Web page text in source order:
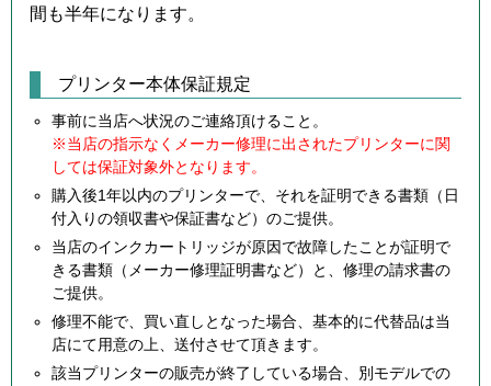
間も半年になります。
プリンター本体保証規定
事前に当店へ状況のご連絡頂けること。
※当店の指示なくメーカー修理に出されたプリンターに関
しては保証対象外となります。
購入後1年以内のプリンターで、それを証明できる書類（日
付入りの領収書や保証書など）のご提供。
当店のインクカートリッジが原因で故障したことが証明で
きる書類（メーカー修理証明書など）と、修理の請求書の
ご提供。
修理不能で、買い直しとなった場合、基本的に代替品は当
店にて用意の上、送付させて頂きます。
該当プリンターの販売が終了している場合、別モデルでの